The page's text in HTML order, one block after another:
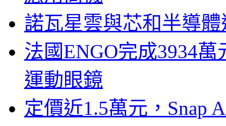
諾瓦星雲與芯和半導
法國ENGO完成3934
運動眼鏡
定價近1.5萬元，Snap